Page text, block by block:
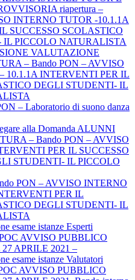
riapertura –
INTERNO TUTOR -10.1.1A
SUCCESSO SCOLASTICO
PICCOLO NATURALISTA
VALUTAZIONE
– Bando PON – AVVISO
10.1.1A INTERVENTI PER IL
DEGLI STUDENTI- IL
– Laboratorio di suono danza
alla Domanda ALUNNI
– Bando PON – AVVISO
PER IL SUCCESSO
STUDENTI- IL PICCOLO
PON – AVVISO INTERNO
PER IL
DEGLI STUDENTI- IL
esame istanze Esperti
AVVISO PUBBLICO
APRILE 2021 –
esame istanze Valutatori
AVVISO PUBBLICO